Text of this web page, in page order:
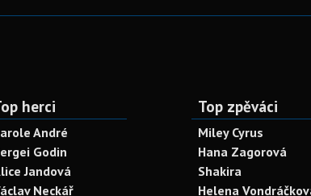
herci
André
Godin
Jandová
Neckář
Top zpěváci
Miley Cyrus
Hana Zagorová
Shakira
Helena